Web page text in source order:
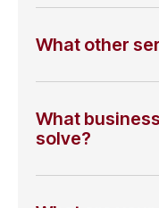
What other
What
solve?